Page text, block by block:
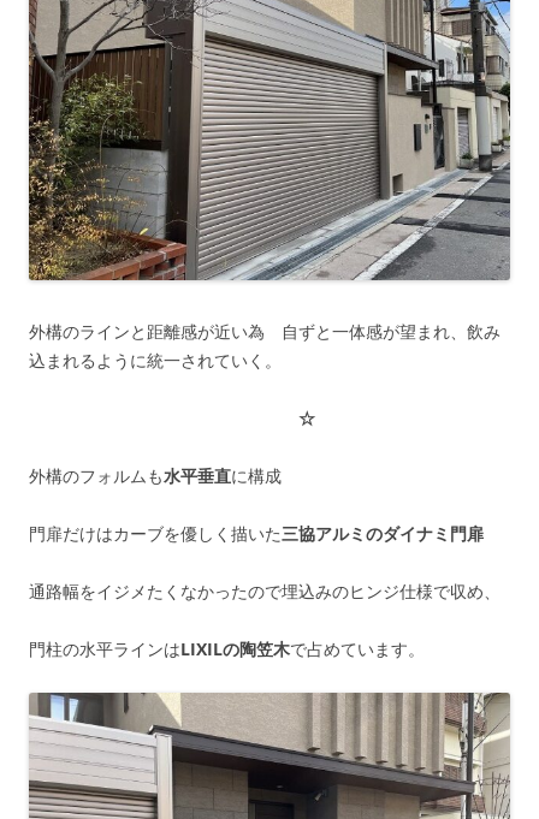
外構のラインと距離感が近い為 自ずと一体感が望まれ、飲み
込まれるように統一されていく。
☆
外構のフォルムも水平垂直に構成
門扉だけはカーブを優しく描いた三協アルミのダイナミ門扉
通路幅をイジメたくなかったので埋込みのヒンジ仕様で収め、
門柱の水平ラインはLIXILの陶笠木で占めています。